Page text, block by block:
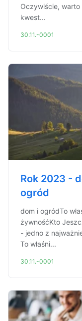
Oczywiście,
kwest...
30.11.-0001
Rok 2023 -
ogród
dom i ogródTo
żywnośćKto
- jedno z
To właśni...
30.11.-0001